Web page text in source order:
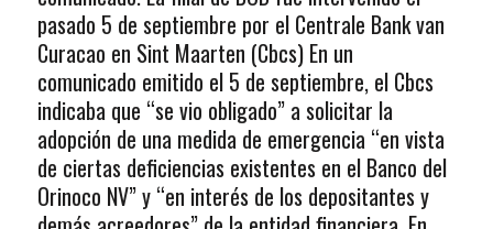
pasado 5 de septiembre por el Centrale Bank van
Curacao en Sint Maarten (Cbcs) En un
comunicado emitido el 5 de septiembre, el Cbcs
indicaba que “se vio obligado” a solicitar la
adopción de una medida de emergencia “en vista
de ciertas deficiencias existentes en el Banco del
Orinoco NV” y “en interés de los depositantes y